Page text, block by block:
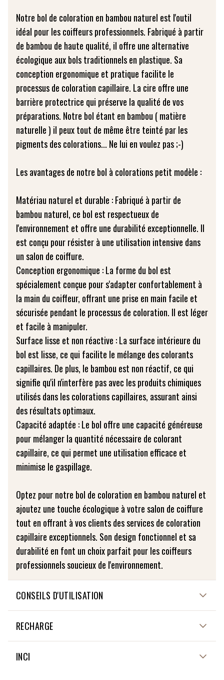
Notre bol de coloration en bambou naturel est l'outil
idéal pour les coiffeurs professionnels. Fabriqué à partir
de bambou de haute qualité, il offre une alternative
écologique aux bols traditionnels en plastique. Sa
conception ergonomique et pratique facilite le
processus de coloration capillaire. La cire offre une
barrière protectrice qui préserve la qualité de vos
préparations. Notre bol étant en bambou ( matière
naturelle ) il peux tout de même être teinté par les
pigments des colorations... Ne lui en voulez pas ;-)
Les avantages de notre bol à colorations petit modèle :
Matériau naturel et durable : Fabriqué à partir de
bambou naturel, ce bol est respectueux de
l'environnement et offre une durabilité exceptionnelle. Il
est conçu pour résister à une utilisation intensive dans
un salon de coiffure.
Conception ergonomique : La forme du bol est
spécialement conçue pour s'adapter confortablement à
la main du coiffeur, offrant une prise en main facile et
sécurisée pendant le processus de coloration. Il est léger
et facile à manipuler.
Surface lisse et non réactive : La surface intérieure du
bol est lisse, ce qui facilite le mélange des colorants
capillaires. De plus, le bambou est non réactif, ce qui
signifie qu'il n'interfère pas avec les produits chimiques
utilisés dans les colorations capillaires, assurant ainsi
des résultats optimaux.
Capacité adaptée : Le bol offre une capacité généreuse
pour mélanger la quantité nécessaire de colorant
capillaire, ce qui permet une utilisation efficace et
minimise le gaspillage.
Optez pour notre bol de coloration en bambou naturel et
ajoutez une touche écologique à votre salon de coiffure
tout en offrant à vos clients des services de coloration
capillaire exceptionnels. Son design fonctionnel et sa
durabilité en font un choix parfait pour les coiffeurs
professionnels soucieux de l'environnement.
CONSEILS D'UTILISATION
Entretien : Pour entretenir durablement votre bol, évitez
de le laisser rempli d'eau ! Pour un entretien facile et
respectueux, nettoyer le avec une éponge douce et un
RECHARGE
NON APPLICABLE
INCI